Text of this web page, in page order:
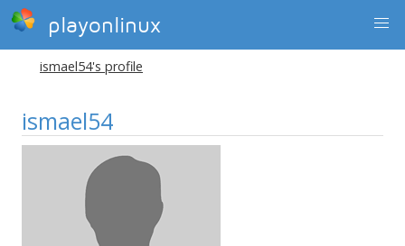
playonlinux
ismael54's profile
ismael54